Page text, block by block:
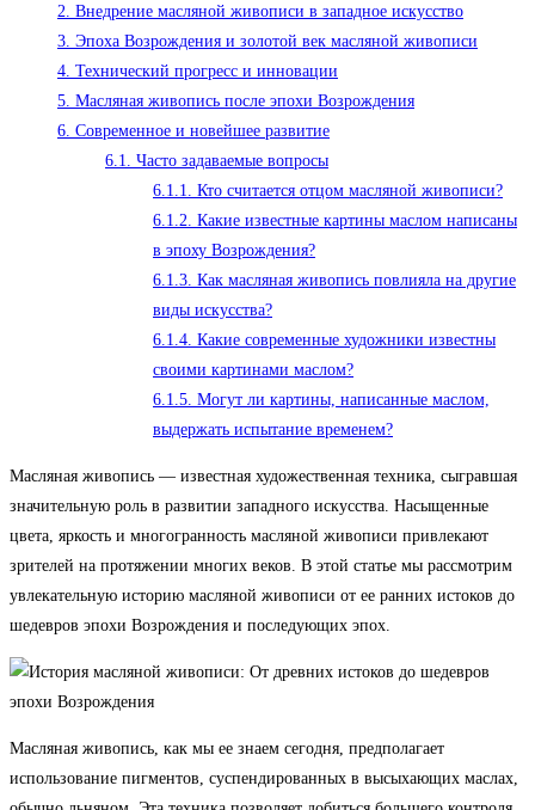
2. Внедрение масляной живописи в западное искусство
3. Эпоха Возрождения и золотой век масляной живописи
4. Технический прогресс и инновации
5. Масляная живопись после эпохи Возрождения
6. Современное и новейшее развитие
6.1. Часто задаваемые вопросы
6.1.1. Кто считается отцом масляной живописи?
6.1.2. Какие известные картины маслом написаны
в эпоху Возрождения?
6.1.3. Как масляная живопись повлияла на другие
виды искусства?
6.1.4. Какие современные художники известны
своими картинами маслом?
6.1.5. Могут ли картины, написанные маслом,
выдержать испытание временем?
Масляная живопись — известная художественная техника, сыгравшая
значительную роль в развитии западного искусства. Насыщенные
цвета, яркость и многогранность масляной живописи привлекают
зрителей на протяжении многих веков. В этой статье мы рассмотрим
увлекательную историю масляной живописи от ее ранних истоков до
шедевров эпохи Возрождения и последующих эпох.
Масляная живопись, как мы ее знаем сегодня, предполагает
использование пигментов, суспендированных в высыхающих маслах,